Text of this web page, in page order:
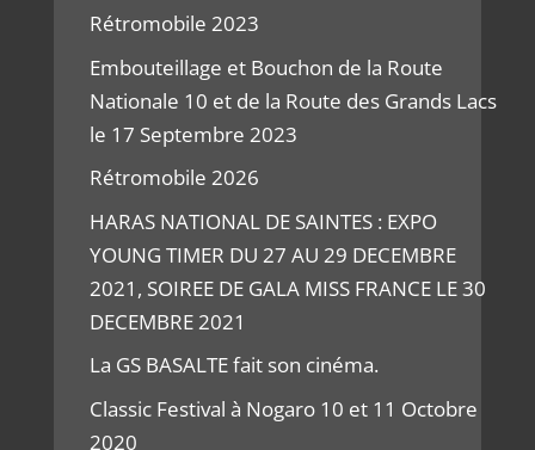
Rétromobile 2023
Embouteillage et Bouchon de la Route
Nationale 10 et de la Route des Grands Lacs
le 17 Septembre 2023
Rétromobile 2026
HARAS NATIONAL DE SAINTES : EXPO
YOUNG TIMER DU 27 AU 29 DECEMBRE
2021, SOIREE DE GALA MISS FRANCE LE 30
DECEMBRE 2021
La GS BASALTE fait son cinéma.
Classic Festival à Nogaro 10 et 11 Octobre
2020